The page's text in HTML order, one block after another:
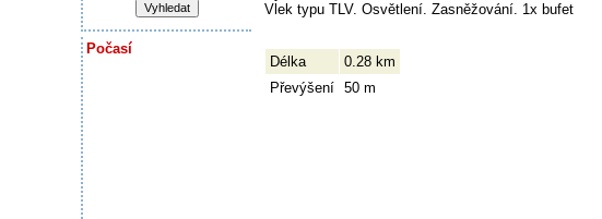
Počasí
Vlek typu TLV. Osvětlení. Zasněžování. 1x bufet
Délka
0.28 km
Převýšení 50 m